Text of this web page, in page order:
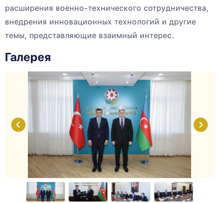
расширения военно-технического сотрудничества,
внедрения инновационных технологий и другие
темы, представляющие взаимный интерес.
Галерея